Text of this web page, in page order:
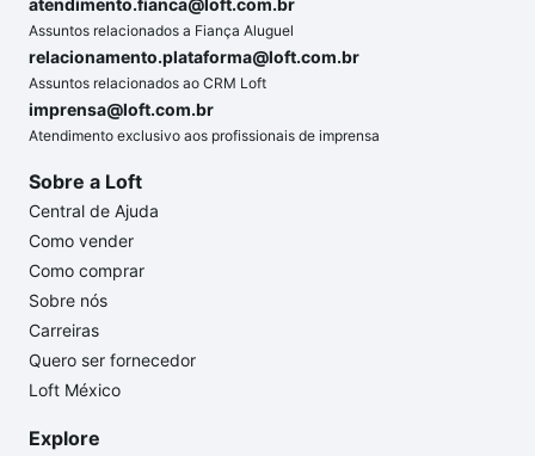
atendimento.fianca@loft.com.br
Assuntos relacionados a Fiança Aluguel
relacionamento.plataforma@loft.com.br
Assuntos relacionados ao CRM Loft
imprensa@loft.com.br
Atendimento exclusivo aos profissionais de imprensa
Sobre a Loft
Central de Ajuda
Como vender
Como comprar
Sobre nós
Carreiras
Quero ser fornecedor
Loft México
Explore